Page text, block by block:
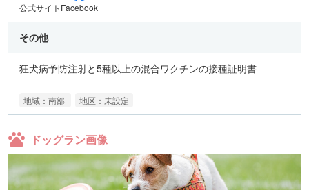
公式サイト Facebook
その他
狂犬病予防注射と5種以上の混合ワクチンの接種証明書
地域：南部 地区：未設定
ドッグラン画像